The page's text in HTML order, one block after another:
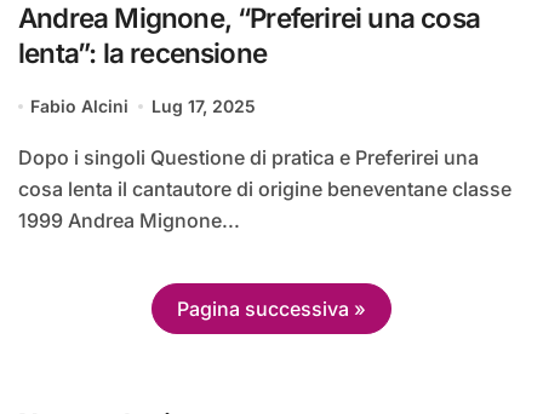
Andrea Mignone, “Preferirei una cosa
lenta”: la recensione
Fabio Alcini Lug 17, 2025
Dopo i singoli Questione di pratica e Preferirei una
cosa lenta il cantautore di origine beneventane classe
1999 Andrea Mignone...
Pagina successiva »